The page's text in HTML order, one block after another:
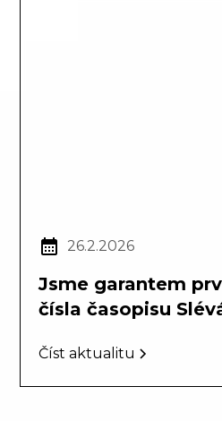
26.2.2026
Jsme garantem
čísla časopisu
Číst aktualitu